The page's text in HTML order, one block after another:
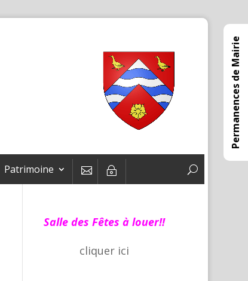
Patrimoine  ~
Permanences de Mairie
Salle des Fêtes à louer!!
cliquer ici